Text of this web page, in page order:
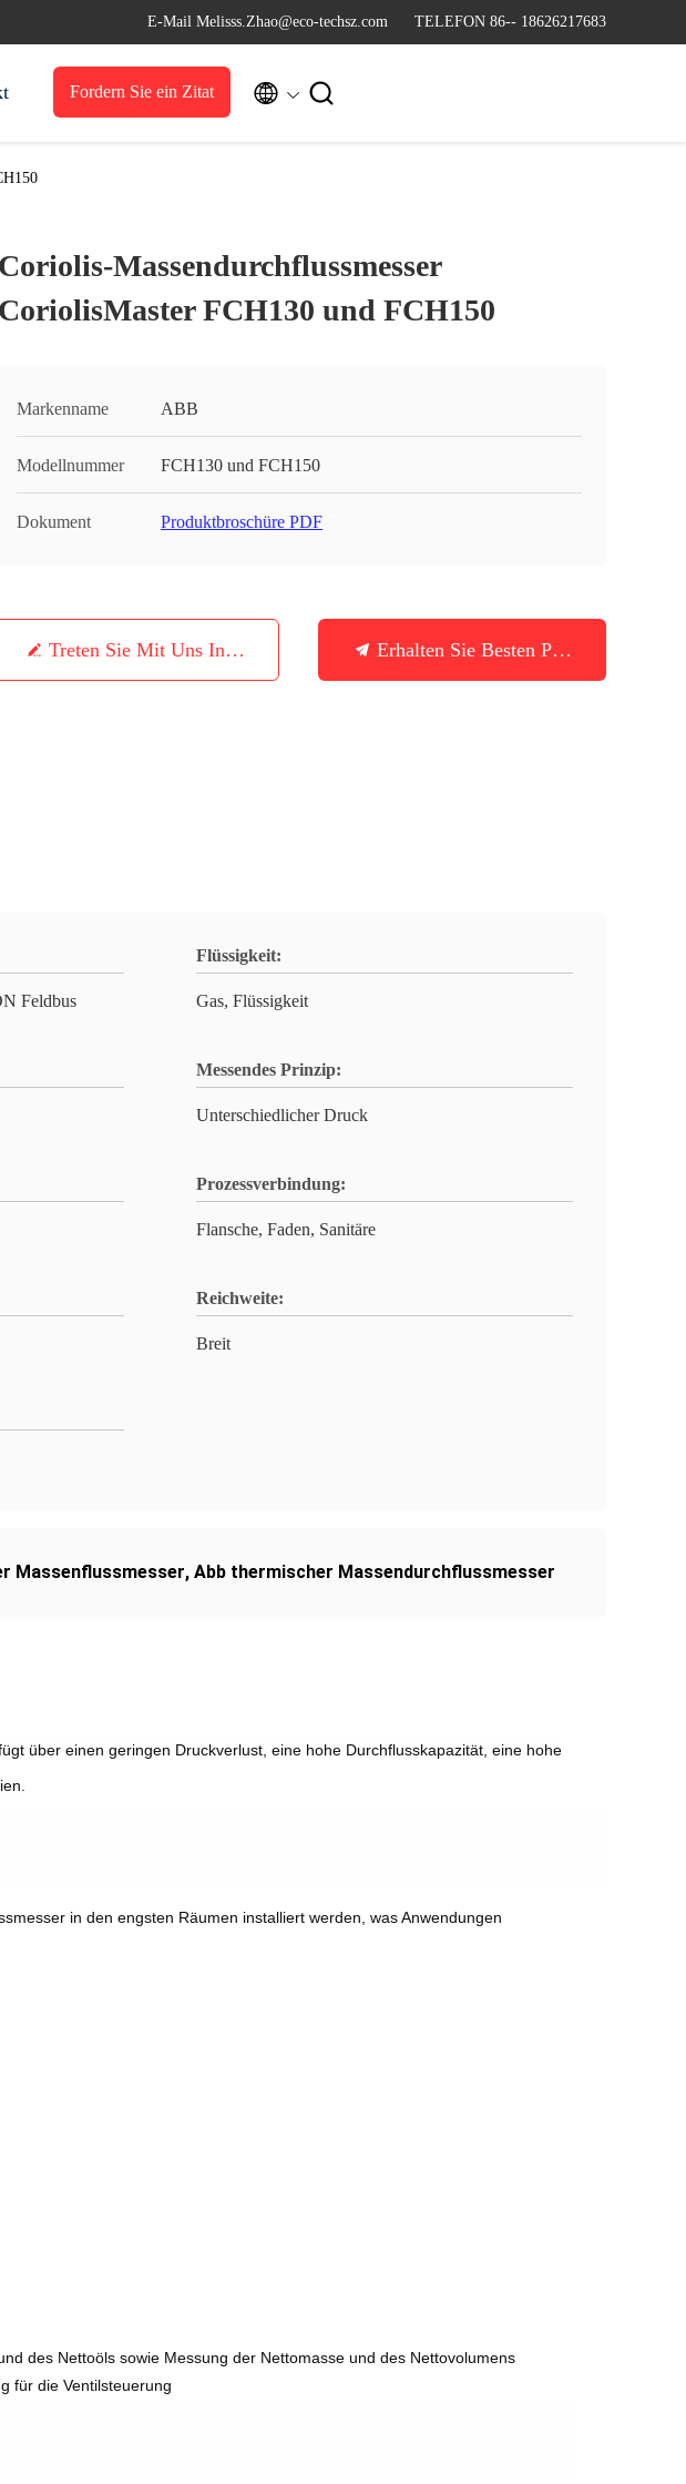
E-Mail Melisss.Zhao@eco-techsz.com TELEFON 86-- 18626217683
Fordern Sie ein Zitat  
Coriolis-Massendurchflussmesser
CoriolisMaster FCH130 und FCH150
Markenname ABB
Modellnummer FCH130 und FCH150
Dokument Produktbroschüre PDF
Treten Sie Mit Uns In Verbindung Erhalten Sie Besten Preis
Feldbus
Flüssigkeit:
Gas, Flüssigkeit
Messendes Prinzip:
Unterschiedlicher Druck
Prozessverbindung:
Flansche, Faden, Sanitäre
Reichweite:
Breit
Massenflussmesser, Abb thermischer Massendurchflussmesser
über einen geringen Druckverlust, eine hohe Durchflusskapazität, eine hohe
in den engsten Räumen installiert werden, was Anwendungen
des Nettoöls sowie Messung der Nettomasse und des Nettovolumens
für die Ventilsteuerung